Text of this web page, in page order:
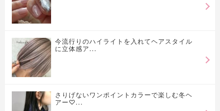
今流行りのハイライトを入れてヘアスタイル
に立体感ア...
さりげないワンポイントカラーで楽しむ冬ヘ
アー♡...